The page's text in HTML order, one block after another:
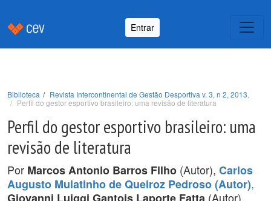
Entrar
Biblioteca
Revista Intercontinental de Gestão Desportiva v. 3, n 2, 2013.
Perfil do gestor esportivo brasileiro: uma revisão de literatura
Perfil do gestor esportivo brasileiro: uma
revisão de literatura
Por Marcos Antonio Barros Filho (Autor), Carlos
Augusto Mulatinho de Queiroz Pedroso (Autor),
(Autor),